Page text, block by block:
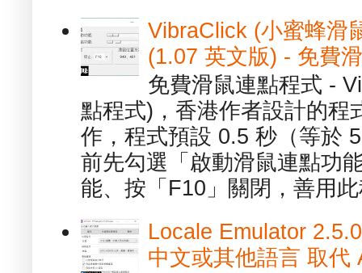
VibraClick (小蜜蜂滑
(1.07 英文版) - 免費
免費滑鼠連點程式 -
點程式)，香港作者設計的程
作，程式預設 0.5 秒（等於
前先勾選「啟動滑鼠連點功
能、按「F10」關閉，善用
Locale Emulator
中文或其他語言 取代